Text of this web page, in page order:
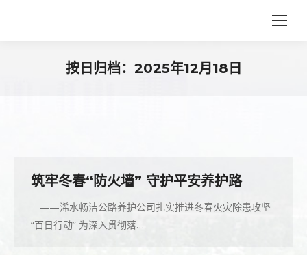
按日归档： 2025年12月18日
筑牢冬春“防火墙” 守护平安养护路
——浠水畅洁公路养护公司扎实推进冬春火灾除患攻坚
“百日行动” 为深入贯彻落…